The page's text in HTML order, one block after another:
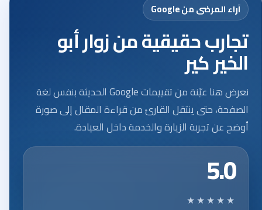
آراء المرضى من Google
تجارب حقيقية من زوار أبو
الخير كير
نعرض هنا عيّنة من تقييمات Google الحديثة بنفس لغة
الصفحة، حتى ينتقل القارئ من قراءة المقال إلى صورة
أوضح عن تجربة الزيارة والخدمة داخل العيادة.
5.0
★★★★★